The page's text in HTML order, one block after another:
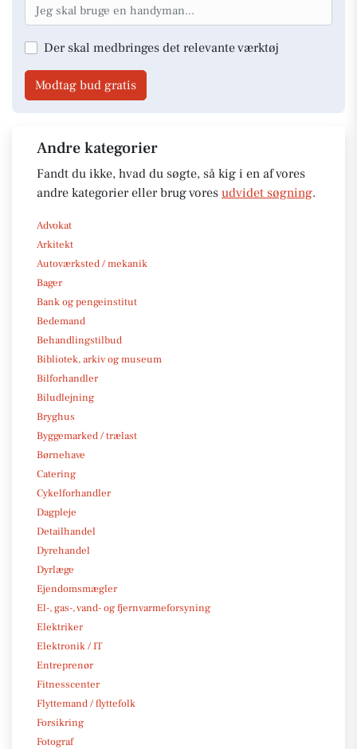
Der skal medbringes det relevante værktøj
Modtag bud gratis
Andre kategorier
Fandt du ikke, hvad du søgte, så kig i en af vores
andre kategorier eller brug vores udvidet søgning.
Advokat
Arkitekt
Autoværksted / mekanik
Bager
Bank og pengeinstitut
Bedemand
Behandlingstilbud
Bibliotek, arkiv og museum
Bilforhandler
Biludlejning
Bryghus
Byggemarked / trælast
Børnehave
Catering
Cykelforhandler
Dagpleje
Detailhandel
Dyrehandel
Dyrlæge
Ejendomsmægler
El-, gas-, vand- og fjernvarmeforsyning
Elektriker
Elektronik / IT
Entreprenør
Fitnesscenter
Flyttemand / flyttefolk
Forsikring
Fotograf